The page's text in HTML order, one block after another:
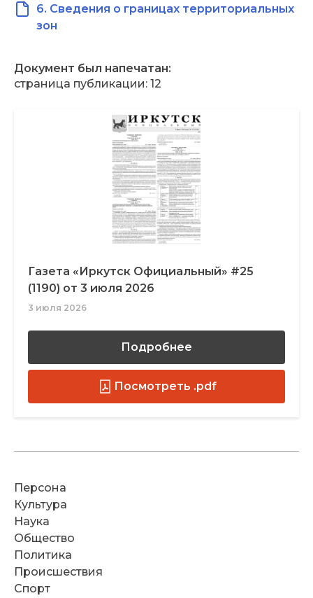
6. Сведения о границах территориальных
зон
Документ был напечатан:
страница публикации: 12
Газета «Иркутск Официальный» #25
(1190) от 3 июля 2026
3 июля 2026
Подробнее
Посмотреть .pdf
Персона
Культура
Наука
Общество
Политика
Происшествия
Спорт